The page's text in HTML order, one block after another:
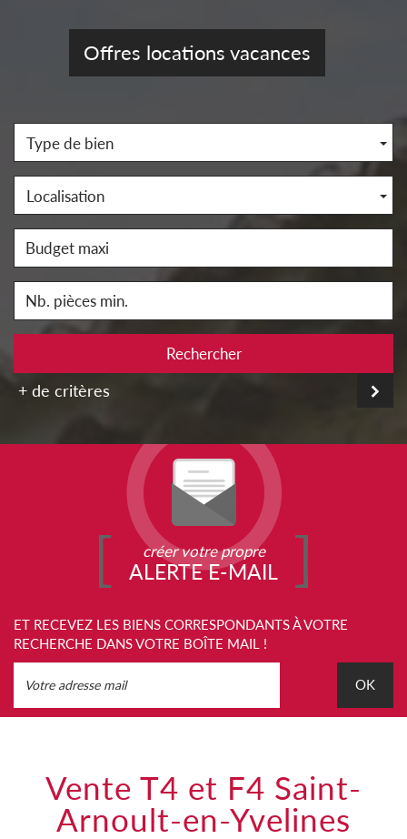
Offres locations vacances
Type de bien
Localisation
Rechercher
+ de critères
créer votre propre
ALERTE E-MAIL
ET RECEVEZ LES BIENS CORRESPONDANTS À VOTRE
RECHERCHE DANS VOTRE BOÎTE MAIL !
OK
Vente T4 et F4 Saint-
Arnoult-en-Yvelines